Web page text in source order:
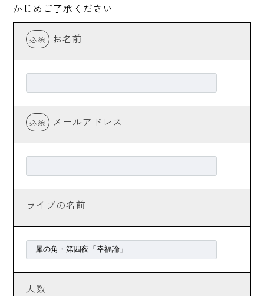
ライブ情報
かじめご了承ください
必須 お名前
必須 メールアドレス
ライブの名前
人数